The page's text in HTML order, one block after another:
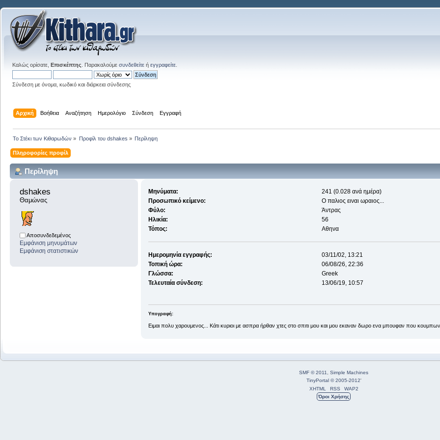
Καλώς ορίσατε, Επισκέπτης . Παρακαλούμε συνδεθείτε ή εγγραφείτε
Σύνδεση με όνομα, κωδικό και διάρκεια σύνδεσης
Αρχική Βοήθεια Αναζήτηση Ημερολόγιο Σύνδεση Εγγραφή
Το Στέκι των Κιθαρωδών » Προφίλ του dshakes » Περίληψη
Πληροφορίες προφίλ
Περίληψη
dshakes
Θαμώνας
Αποσυνδεδεμένος
Εμφάνιση μηνυμάτων
Εμφάνιση στατιστικών
Μηνύματα:
241 (0.028 ανά ημέρα)
Προσωπικό κείμενο:
O παλιος ειναι ωραιος...
Φύλο:
Άντρας
Ηλικία:
56
Τόπος:
Αθηνα
Ημερομηνία εγγραφής:
03/11/02, 13:21
Τοπική ώρα:
06/08/26, 22:36
Γλώσσα:
Greek
Τελευταία σύνδεση:
13/06/19, 10:57
Υπογραφή:
Ειμαι πολυ χαρουμενος... Κάτι κυριοι με ασπρα ήρθαν χτες στο σπιτι μου και μου εκαναν δωρο ενα μπουφαν που
SMF © 2011
Simple Machines
TinyPortal © 2005-2012'
XHTML
RSS
WAP2
Όροι Χρήσης